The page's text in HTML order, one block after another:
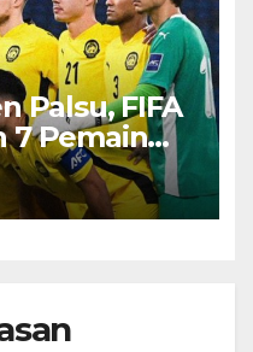
Palsu, FIFA
7 Pemain